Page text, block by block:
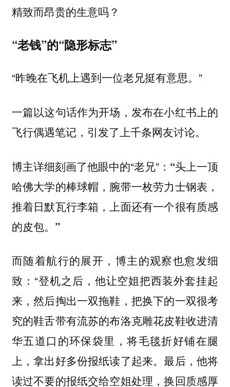
精致而昂贵的生意吗？
“老钱”的“隐形标志”
“昨晚在飞机上遇到一位老兄挺有意思。”
一篇以这句话作为开场，发布在小红书上的
飞行偶遇笔记，引发了上千条网友讨论。
博主详细刻画了他眼中的“老兄”： “头上一顶
哈佛大学的棒球帽，腕带一枚劳力士钢表，
推着日默瓦行李箱，上面还有一个很有质感
的皮包。”
而随着航行的展开，博主的观察也愈发细
致：“登机之后，他让空姐把西装外套挂起
来，然后掏出一双拖鞋， 把换下的一双很考
究的鞋舌带有流苏的布洛克雕花皮鞋收进清
华五道口的环保袋里，将毛毯折好铺在腿
上，拿出好多份报纸读了起来。最后，他将
读过不要的报纸交给空姐处理，换回质感厚